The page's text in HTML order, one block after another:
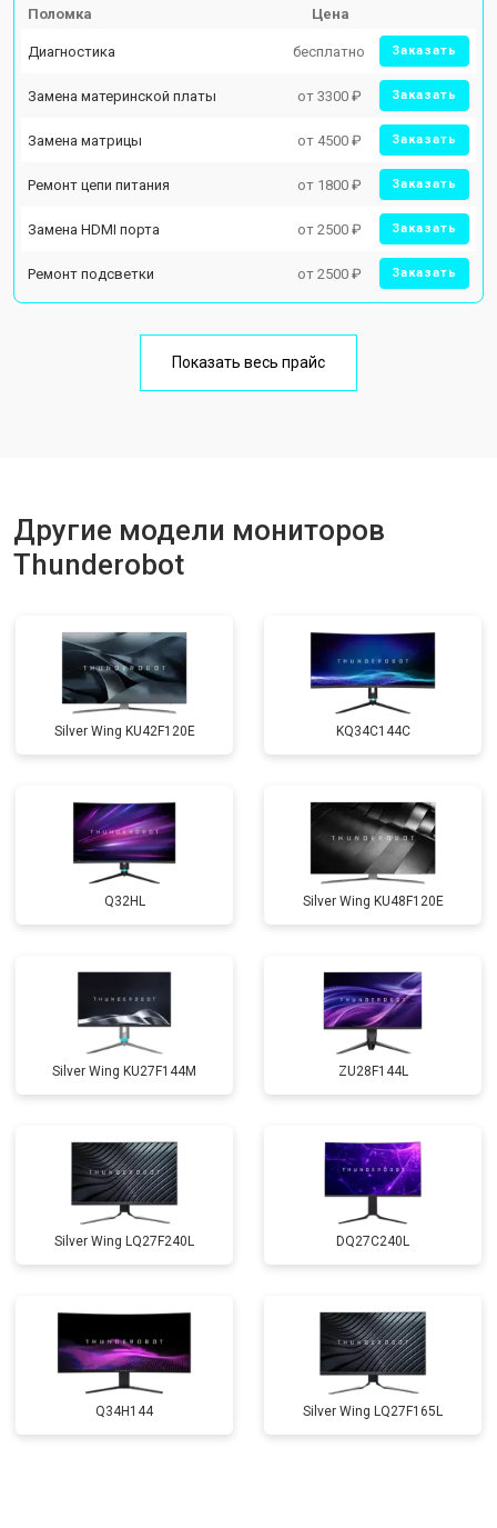
Поломка Цена
Диагностика бесплатно Заказать
Замена материнской платы от 3300 ₽ Заказать
Замена матрицы от 4500 ₽ Заказать
Ремонт цепи питания от 1800 ₽ Заказать
Замена HDMI порта от 2500 ₽ Заказать
Ремонт подсветки от 2500 ₽ Заказать
Показать весь прайс
Другие модели мониторов
Thunderobot
Silver Wing KU42F120E KQ34C144C
Q32HL Silver Wing KU48F120E
Silver Wing KU27F144M ZU28F144L
Silver Wing LQ27F240L DQ27C240L
Q34H144 Silver Wing LQ27F165L